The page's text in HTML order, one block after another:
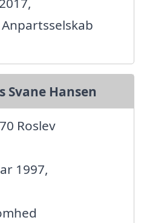
Svane Hansen
Roslev
1997,